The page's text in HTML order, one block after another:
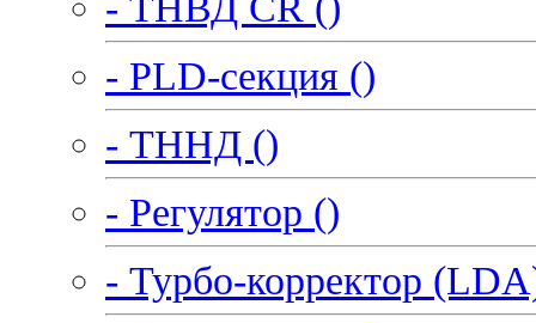
- PLD-секция ()
- ТННД ()
- Регулятор ()
- Турбо-корректор